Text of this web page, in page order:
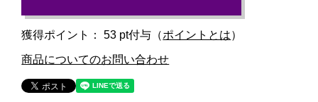
獲得ポイント： 53 pt付与（ポイントとは）
商品についてのお問い合わせ